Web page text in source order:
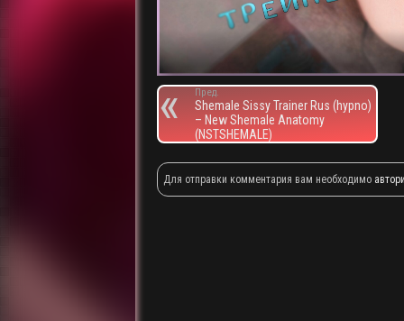
Пред.
Shemale Sissy Trainer Rus (hypno)
– New Shemale Anatomy
(NSTSHEMALE)
Для отправки комментария вам необходимо